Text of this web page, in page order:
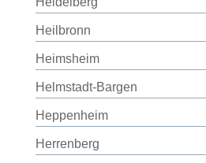
Heilbronn
Heimsheim
Helmstadt-Bargen
Heppenheim
Herrenberg